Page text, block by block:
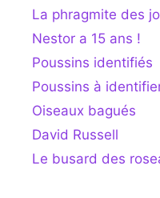
La phragmite des
Nestor a 15 ans !
Poussins identifiés
Poussins à
Oiseaux bagués
David Russell
Le busard des